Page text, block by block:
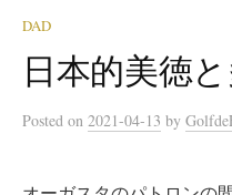
DAD
日本的美徳
Posted on 2021-04-13 by